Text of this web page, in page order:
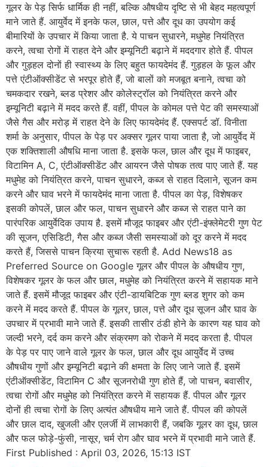
गूलर के पेड़ सिर्फ धार्मिक ही नहीं, बल्कि औषधीय दृष्टि से भी बेहद महत्वपूर्ण
माने जाते हैं. आयुर्वेद में इनके फल, छाल, पत्ते और दूध का उपयोग कई
बीमारियों के उपचार में किया जाता है. ये पाचन सुधारने, मधुमेह नियंत्रित
करने, त्वचा रोगों में राहत देने और इम्यूनिटी बढ़ाने में मददगार होते हैं. पीपल
और गुड़हल दोनों ही स्वास्थ्य के लिए बहुत फायदेमंद हैं. गुड़हल के फूल और
पत्ते एंटीऑक्सीडेंट से भरपूर होते हैं, जो बालों को मजबूत बनाने, त्वचा को
चमकदार रखने, ब्लड प्रेशर और कोलेस्ट्रॉल को नियंत्रित करने और
इम्यूनिटी बढ़ाने में मदद करते हैं. वहीं, पीपल के कोमल पत्ते पेट की समस्याओं
जैसे गैस और मरोड़ में राहत देने के लिए फायदेमंद हैं. एक्सपर्ट डॉ. विनीता
शर्मा के अनुसार, पीपल के पेड़ पर अक्सर गूलर पाया जाता है, जो आयुर्वेद में
एक शक्तिशाली औषधि माना जाता है. इसके फल, छाल और दूध में फाइबर,
विटामिन A, C, एंटीऑक्सीडेंट और आयरन जैसे पोषक तत्व पाए जाते हैं. यह
मधुमेह को नियंत्रित करने, पाचन सुधारने, कब्ज से राहत दिलाने, सूजन कम
करने और घाव भरने में फायदेमंद माना जाता है. पीपल का पेड़, विशेषकर
इसकी कोपलें, छाल और फल, पाचन सुधारने और कब्ज से राहत पाने का
पारंपरिक आयुर्वेदिक उपाय है. इसमें मौजूद फाइबर और एंटी-इंफ्लेमेटरी गुण पेट
की सूजन, एसिडिटी, गैस और कब्ज जैसी समस्याओं को दूर करने में मदद
करते हैं, जिससे पाचन क्रिया सुचारू रहती है. Add News18 as
Preferred Source on Google गूलर और पीपल के औषधीय गुण,
विशेषकर गूलर के फल और छाल, मधुमेह को नियंत्रित करने में सहायक माने
जाते हैं. इसमें मौजूद फाइबर और एंटी-डायबिटिक गुण ब्लड शुगर को कम
करने में मदद करते हैं. पीपल के गूलर, छाल, पत्ते और दूध सूजन और घाव के
उपचार में प्रभावी माने जाते हैं. इसकी तासीर ठंडी होने के कारण यह घाव को
जल्दी भरने, दर्द कम करने और संक्रमण को रोकने में मदद करता है. पीपल
के पेड़ पर पाए जाने वाले गूलर के फल, छाल और दूध आयुर्वेद में उच्च
औषधीय गुणों और इम्यूनिटी बढ़ाने की क्षमता के लिए जाने जाते हैं. इसमें
एंटीऑक्सीडेंट, विटामिन C और सूजनरोधी गुण होते हैं, जो पाचन, बवासीर,
त्वचा रोगों और मधुमेह को नियंत्रित करने में सहायक हैं. पीपल और गूलर
दोनों ही त्वचा रोगों के लिए अत्यंत औषधीय माने जाते हैं. पीपल की कोपलें
और छाल दाद, खुजली और एलर्जी में लाभकारी हैं, जबकि गूलर का दूध, छाल
और फल फोड़े-फुंसी, नासूर, चर्म रोग और घाव भरने में प्रभावी माने जाते हैं.
First Published : April 03, 2026, 15:13 IST